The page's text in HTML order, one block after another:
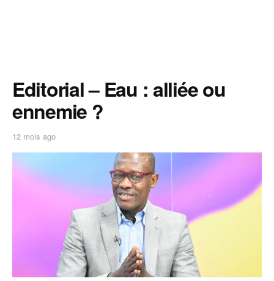
Editorial – Eau : alliée ou
ennemie ?
12 mois ago